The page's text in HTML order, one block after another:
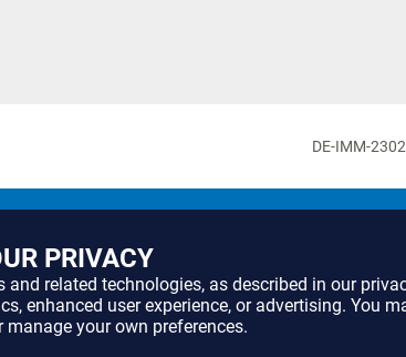
DE-IMM-
PRIVACY
and related technologies, as described in our
enhanced user experience, or advertising. You
manage your own preferences.